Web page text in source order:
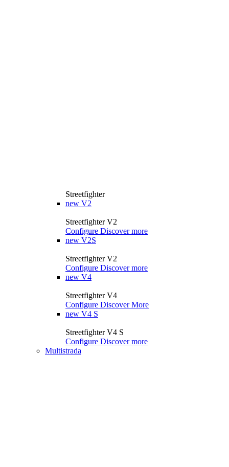
Streetfighter
new V2
Streetfighter V2
Configure Discover more
new V2S
Streetfighter V2
Configure Discover more
new V4
Streetfighter V4
Configure Discover More
new V4 S
Streetfighter V4 S
Configure Discover more
Multistrada